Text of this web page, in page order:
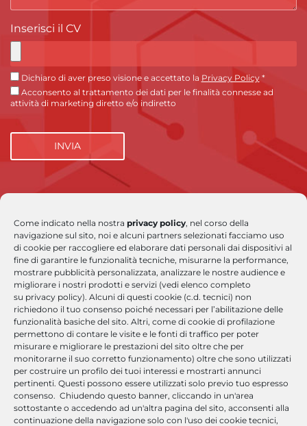
Come indicato nella nostra privacy policy, nel corso della
navigazione sul sito, noi e alcuni partners selezionati facciamo uso
di cookie per raccogliere ed elaborare dati personali dai dispositivi al
fine di garantire le funzionalità tecniche, misurarne la performance,
mostrare pubblicità personalizzata, analizzare le nostre audience e
migliorare i nostri prodotti e servizi (vedi elenco completo
su privacy policy). Alcuni di questi cookie (c.d. tecnici) non
richiedono il tuo consenso poiché necessari per l’abilitazione delle
funzionalità basiche del sito. Altri, come di cookie di profilazione
permettono di contare le visite e le fonti di traffico per poter
misurare e migliorare le prestazioni del sito oltre che per
monitorarne il suo corretto funzionamento) oltre che sono utilizzati
per costruire un profilo dei tuoi interessi e mostrarti annunci
pertinenti. Questi possono essere utilizzati solo previo tuo espresso
consenso. Chiudendo questo banner, cliccando in un'area
sottostante o accedendo ad un'altra pagina del sito, acconsenti alla
continuazione della navigazione solo con l'uso dei cookie tecnici,
Inserisci il CV
Dichiaro di aver preso visione e accettato la Privacy Policy*
Acconsento al trattamento dei dati per le finalità connesse ad
attività di marketing diretto e/o indiretto
Milano | Padova | Roma | Napoli
marketing@optimasolutions.it